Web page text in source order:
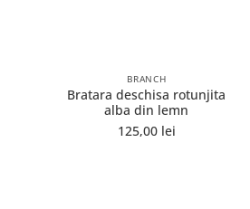
BRANCH
Bratara deschisa rotunjita
alba din lemn
125,00 lei